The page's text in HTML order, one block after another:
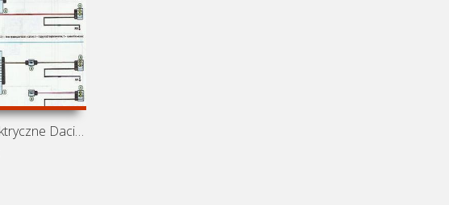
Schematy elektryczne Dacia Logan MCV